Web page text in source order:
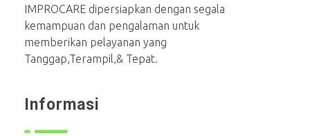
IMPROCARE dipersiapkan dengan segala
kemampuan dan pengalaman untuk
memberikan pelayanan yang
Tanggap,Terampil,& Tepat.
Informasi